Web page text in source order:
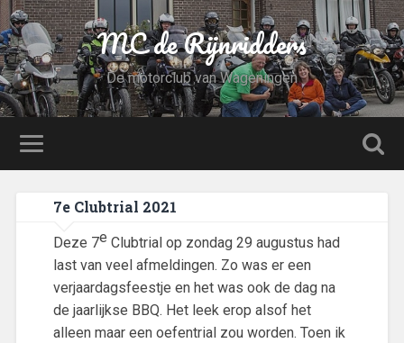
MC de Rijnridders
De motorclub van Wageningen
7e Clubtrial 2021
Deze 7e Clubtrial op zondag 29 augustus had
last van veel afmeldingen. Zo was er een
verjaardagsfeestje en het was ook de dag na
de jaarlijkse BBQ. Het leek erop alsof het
alleen maar een oefentrial zou worden. Toen ik